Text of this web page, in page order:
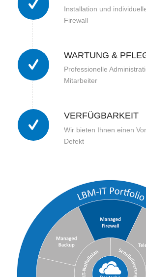
Installation und
Firewall
WARTUNG &
Professionelle
Mitarbeiter
VERFÜGBARKEIT
Wir bieten Ihnen einen
Defekt